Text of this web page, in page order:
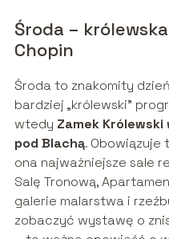
Środa –
Chopin
Środa to znakomity
bardziej „królewski”
wtedy Zamek Królewski
pod Blachą. Obowiązuje
ona najważniejsze sale
Salę Tronową,
galerie malarstwa i
zobaczyć wystawę o